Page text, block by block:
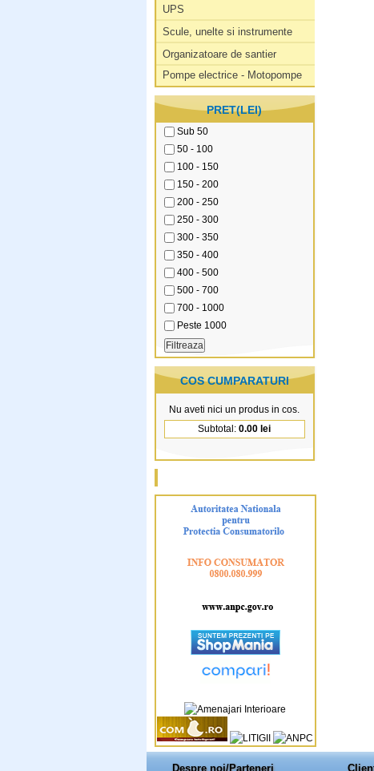
UPS
Scule, unelte si instrumente
Organizatoare de santier
Pompe electrice - Motopompe
PRET(LEI)
Sub 50
50 - 100
100 - 150
150 - 200
200 - 250
250 - 300
300 - 350
350 - 400
400 - 500
500 - 700
700 - 1000
Peste 1000
COS CUMPARATURI
Nu aveti nici un produs in cos.
Subtotal: 0.00 lei
Despre noi/Parteneri